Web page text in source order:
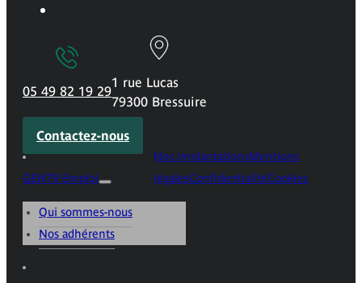
05 49 82 19 29
1 rue Lucas
79300 Bressuire
Contactez-nous
GEN79 Emploi
Qui sommes-nous
Nos adhérents
Nos implantationsMentions
légalesConfidentialitéCookies